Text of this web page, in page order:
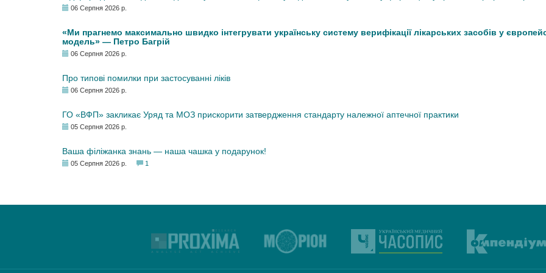
06 Серпня 2026 р.
«Ми прагнемо максимально швидко інтегрувати українську систему верифікації лікарських засобів у
модель» — Петро Багрій
06 Серпня 2026 р.
Про типові помилки при застосуванні ліків
06 Серпня 2026 р.
ГО «ВФП» закликає Уряд та МОЗ прискорити затвердження стандарту належної аптечної практики
05 Серпня 2026 р.
Ваша філіжанка знань — наша чашка у подарунок!
05 Серпня 2026 р. 1